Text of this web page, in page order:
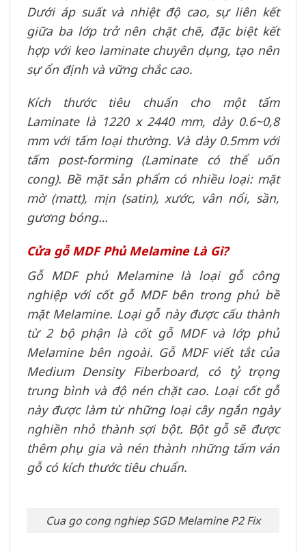
Dưới áp suất và nhiệt độ cao, sự liên kết
giữa ba lớp trở nên chặt chẽ, đặc biệt kết
hợp với keo laminate chuyên dụng, tạo nên
sự ổn định và vững chắc cao.
Kích thước tiêu chuẩn cho một tấm
Laminate là 1220 x 2440 mm, dày 0.6~0,8
mm với tấm loại thường. Và dày 0.5mm với
tấm post-forming (Laminate có thể uốn
cong). Bề mặt sản phẩm có nhiều loại: mặt
mờ (matt), mịn (satin), xước, vân nổi, sần,
gương bóng…
Cửa gỗ MDF Phủ Melamine Là Gì?
Gỗ MDF phủ Melamine là loại gỗ công
nghiệp với cốt gỗ MDF bên trong phủ bề
mặt Melamine. Loại gỗ này được cấu thành
từ 2 bộ phận là cốt gỗ MDF và lớp phủ
Melamine bên ngoài. Gỗ MDF viết tắt của
Medium Density Fiberboard, có tỷ trọng
trung bình và độ nén chặt cao. Loại cốt gỗ
này được làm từ những loại cây ngắn ngày
nghiền nhỏ thành sợi bột. Bột gỗ sẽ được
thêm phụ gia và nén thành những tấm ván
gỗ có kích thước tiêu chuẩn.
Cua go cong nghiep SGD Melamine P2 Fix